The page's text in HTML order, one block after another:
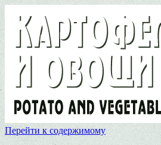
Перейти к содержимому